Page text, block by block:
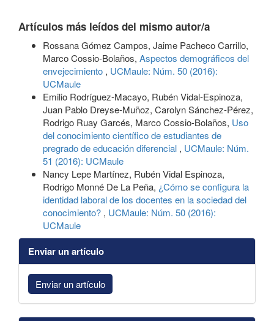
Artículos más leídos del mismo autor/a
Rossana Gómez Campos, Jaime Pacheco Carrillo,
Marco Cossio-Bolaños, Aspectos demográficos del
envejecimiento , UCMaule: Núm. 50 (2016):
UCMaule
Emilio Rodríguez-Macayo, Rubén Vidal-Espinoza,
Juan Pablo Dreyse-Muñoz, Carolyn Sánchez-Pérez,
Rodrigo Ruay Garcés, Marco Cossio-Bolaños, Uso
del conocimiento científico de estudiantes de
pregrado de educación diferencial , UCMaule: Núm.
51 (2016): UCMaule
Nancy Lepe Martínez, Rubén Vidal Espinoza,
Rodrigo Monné De La Peña, ¿Cómo se configura la
identidad laboral de los docentes en la sociedad del
conocimiento? , UCMaule: Núm. 50 (2016):
UCMaule
Enviar un artículo
Enviar un artículo